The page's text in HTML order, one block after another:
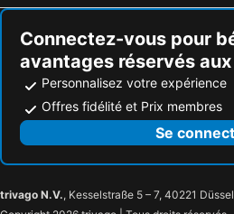
Connectez-vous pour
avantages réservés
Personnalisez votre expérience
Offres fidélité et Prix membres
Se
trivago N.V., Kesselstraße 5 – 7, 40221